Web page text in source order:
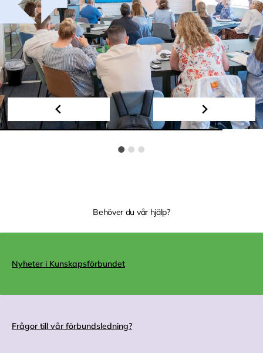
Behöver du vår hjälp?
Nyheter i Kunskapsförbundet
Frågor till vår förbundsledning?